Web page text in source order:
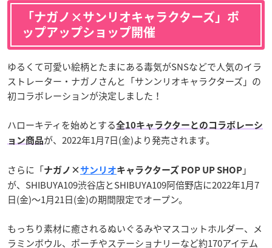
「ナガノ×サンリオキャラクターズ」ポ
ップアップショップ開催
ゆるくて可愛い絵柄とたまにある毒気がSNSなどで人気のイラ
ストレーター・ナガノさんと「サンンリオキャラクターズ」の
初コラボレーションが決定しました！
ハローキティを始めとする全10キャラクターとのコラボレーシ
ョン商品が、2022年1月7日(金)より発売されます。
さらに「ナガノ× サンリオキャラクターズ POP UP SHOP 」
が、SHIBUYA109渋谷店とSHIBUYA109阿倍野店に2022年1月7
日(金)〜1月21日(金)の期間限定でオープン。
もっちり素材に癒されるぬいぐるみやマスコットホルダー、メ
ラミンボウル、ポーチやステーショナリーなど約170アイテム